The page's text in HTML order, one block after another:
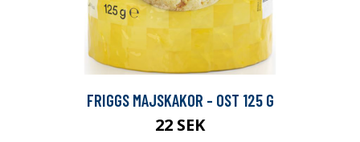
FRIGGS MAJSKAKOR - OST 125 G
22 SEK